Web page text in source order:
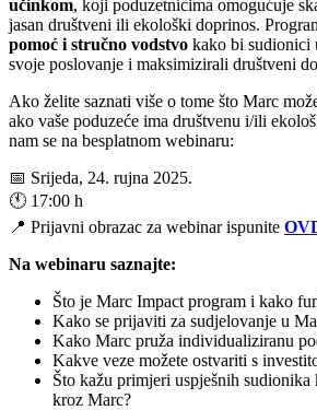
učinkom, koji poduzetnicima omogućuje
jasan društveni ili ekološki doprinos.
pomoć i stručno vodstvo kako bi sudionici
svoje poslovanje i maksimizirali društveni
Ako želite saznati više o tome što Marc
ako vaše poduzeće ima društvenu i/ili
nam se na besplatnom webinaru:
📅 Srijeda, 24. rujna 2025.
🕚 17:00 h
📍 Prijavni obrazac za webinar ispunite
Na webinaru saznajte:
Što je Marc Impact program i kako
Kako se prijaviti za sudjelovanje u
Kako Marc pruža individualiziranu
Kakve veze možete ostvariti s
Što kažu primjeri uspješnih
kroz Marc?